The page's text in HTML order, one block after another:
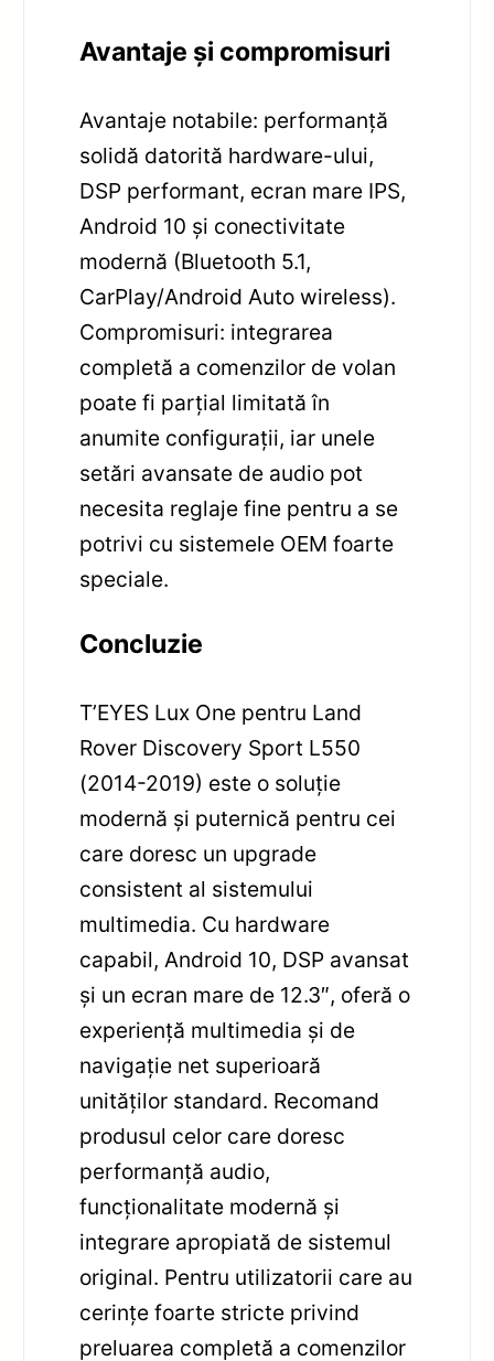
Avantaje și compromisuri
Avantaje notabile: performanță
solidă datorită hardware-ului,
DSP performant, ecran mare IPS,
Android 10 și conectivitate
modernă (Bluetooth 5.1,
CarPlay/Android Auto wireless).
Compromisuri: integrarea
completă a comenzilor de volan
poate fi parțial limitată în
anumite configurații, iar unele
setări avansate de audio pot
necesita reglaje fine pentru a se
potrivi cu sistemele OEM foarte
speciale.
Concluzie
T’EYES Lux One pentru Land
Rover Discovery Sport L550
(2014-2019) este o soluție
modernă și puternică pentru cei
care doresc un upgrade
consistent al sistemului
multimedia. Cu hardware
capabil, Android 10, DSP avansat
și un ecran mare de 12.3″, oferă o
experiență multimedia și de
navigație net superioară
unităților standard. Recomand
produsul celor care doresc
performanță audio,
funcționalitate modernă și
integrare apropiată de sistemul
original. Pentru utilizatorii care au
cerințe foarte stricte privind
preluarea completă a comenzilor